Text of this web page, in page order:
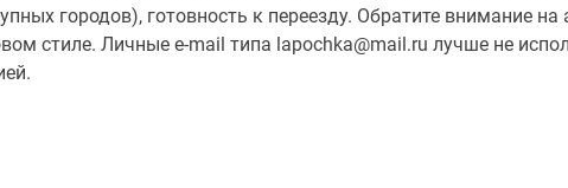
городов), готовность к переезду. Обратите внимание
стиле. Личные e-mail типа lapochka@mail.ru лучше не